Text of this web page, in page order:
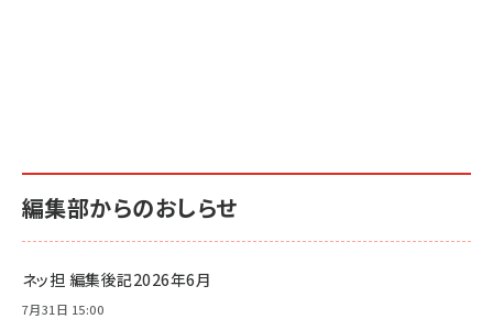
編集部からのおしらせ
ネッ担 編集後記2026年6月
7月31日 15:00